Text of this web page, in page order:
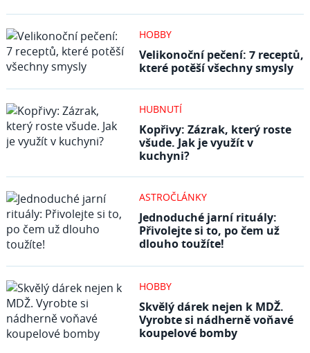
HOBBY
Velikonoční pečení: 7 receptů,
které potěší všechny smysly
HUBNUTÍ
Kopřivy: Zázrak, který roste
všude. Jak je využít v
kuchyni?
ASTROČLÁNKY
Jednoduché jarní rituály:
Přivolejte si to, po čem už
dlouho toužíte!
HOBBY
Skvělý dárek nejen k MDŽ.
Vyrobte si nádherně voňavé
koupelové bomby